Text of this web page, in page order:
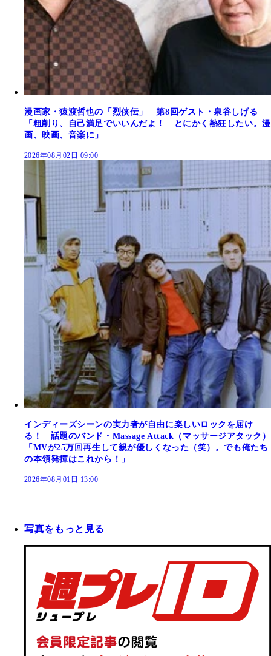
漫画家・猿渡哲也の「烈侠伝」 第8回ゲスト・泉谷しげる
「粗削り、自己満足でいいんだよ！ とにかく熱狂したい。漫
画、映画、音楽に」
2026年08月02日 09:00
インディーズシーンの実力者が自由に楽しいロックを届け
る！ 話題のバンド・Massage Attack（マッサージアタック）
「MVが25万回再生して親が優しくなった（笑）。でも俺たち
の本領発揮はこれから！」
2026年08月01日 13:00
写真をもっと見る